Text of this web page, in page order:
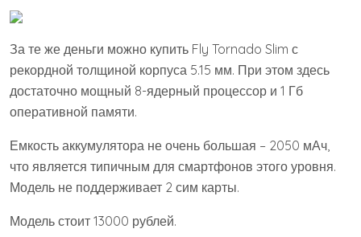
За те же деньги можно купить Fly Tornado Slim с
рекордной толщиной корпуса 5.15 мм. При этом здесь
достаточно мощный 8-ядерный процессор и 1 Гб
оперативной памяти.
Емкость аккумулятора не очень большая – 2050 мАч,
что является типичным для смартфонов этого уровня.
Модель не поддерживает 2 сим карты.
Модель стоит 13000 рублей.